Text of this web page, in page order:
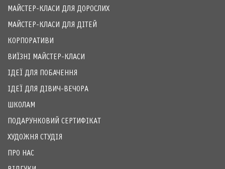
МАЙСТЕР-КЛАСИ ДЛЯ ДОРОСЛИХ
МАЙСТЕР-КЛАСИ ДЛЯ ДІТЕЙ
КОРПОРАТИВИ
ВИЇЗНІ МАЙСТЕР-КЛАСИ
ІДЕЇ ДЛЯ ПОБАЧЕННЯ
ІДЕЇ ДЛЯ ДІВИЧ-ВЕЧОРА
ШКОЛАМ
ПОДАРУНКОВИЙ СЕРТИФІКАТ
ХУДОЖНЯ СТУДІЯ
ПРО НАС
ВІДГУКИ